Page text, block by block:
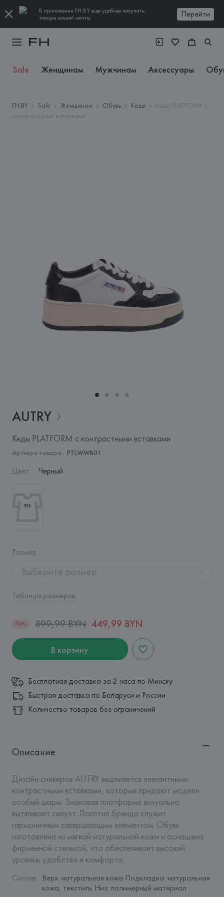
В приложении FH.BY еще удобнее покупать
товары вашей мечты
Перейти
Sale Женщинам Мужчинам Аксессуары
FH.BY Sale Женщинам Обувь Кеды
Кеды PLATFORM с
контрастными вставками
AUTRY
Кеды PLATFORM с контрастными вставками
Артикул товара: PTLWWB01
Цвет: Черный
Размер:
Выберите размер
Таблица размеров
50% 899,99 BYN 449,99 BYN
В корзину
Бесплатная доставка за 2 часа по Минску
Быстрая доставка по Беларуси и России
Количество товаров без ограничений
Описание
Дизайн сникеров AUTRY выделяется элегантными
контрастными вставками, которые придают модели
особый шарм. Знаковая платформа визуально
вытягивает силуэт. Логотип бренда служит
гармоничным завершающим элементом. Обувь
изготовлена из мягкой натуральной кожи и оснащена
фирменной стелькой, что обеспечивает высокий
уровень удобства и комфорта.
Состав: Верх: натуральная кожа Подкладка: натуральная
кожа, текстиль Низ: полимерный материал